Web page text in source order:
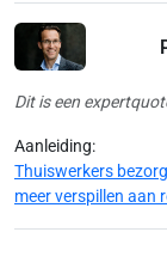
Dit is een
Aanleiding:
Thuiswerkers
meer verspillen aan